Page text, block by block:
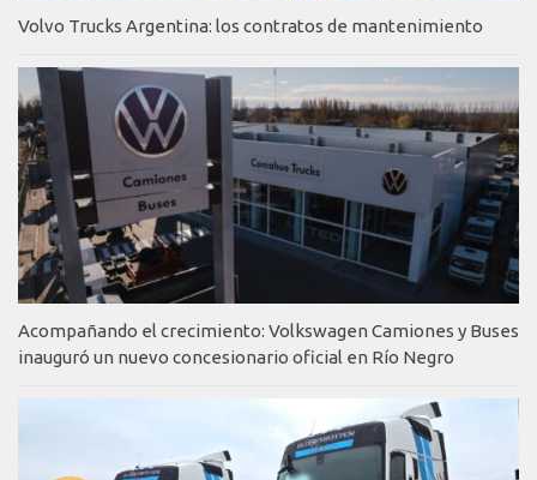
Volvo Trucks Argentina: los contratos de mantenimiento
Acompañando el crecimiento: Volkswagen Camiones y Buses
inauguró un nuevo concesionario oficial en Río Negro